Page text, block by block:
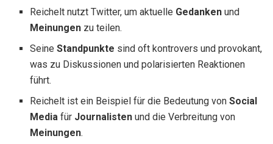
Reichelt nutzt Twitter, um aktuelle Gedanken und
Meinungen zu teilen.
SeineStandpunkte sind oft kontrovers und provokant,
was zu Diskussionen und polarisierten Reaktionen
führt.
Reichelt ist ein Beispiel für die Bedeutung vonSocial
Media für Journalisten und die Verbreitung von
Meinungen.